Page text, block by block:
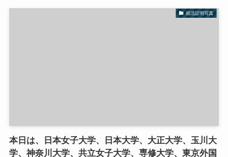
就活証明写真
本日は、日本女子大学、日本大学、大正大学、玉川大
学、神奈川大学、共立女子大学、専修大学、東京外国